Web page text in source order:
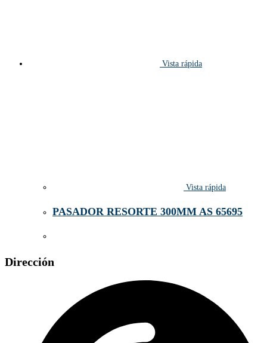
Vista rápida
Vista rápida
PASADOR RESORTE 300MM AS 65695
Dirección